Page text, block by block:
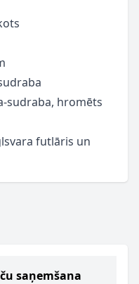
sudraba, hromēts
futlāris un
saņemšana